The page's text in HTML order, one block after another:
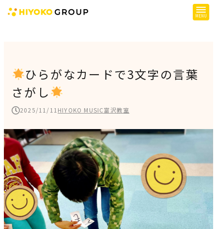
提供サービス
子育て支援
障がい児支援
障がい者支援
施設一覧
会社概要
お知らせ
採用情報
施設空き状況はこちら
ひらがなカードで3文字の言葉
さがし
2025/11/11 HIYOKO MUSIC富沢教室